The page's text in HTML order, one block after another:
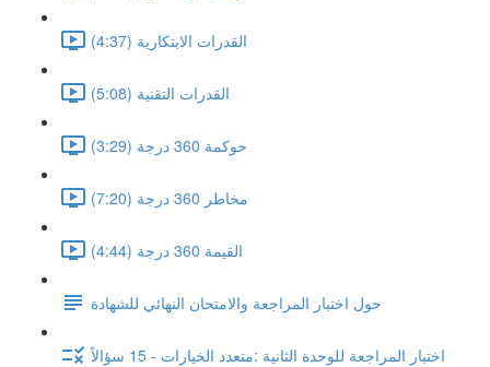
القدرات الابتكارية (4:37)
القدرات التقنية (5:08)
حوكمة 360 درجة (3:29)
مخاطر 360 درجة (7:20)
القيمة 360 درجة (4:44)
حول اختبار المراجعة والامتحان النهائي للشهادة
اختبار المراجعة للوحدة الثانية :متعدد الخيارات - 15 سؤالاً